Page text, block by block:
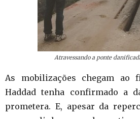
Atravessando a ponte
As mobilizações chegam ao
Haddad tenha confirmado a
prometera. E, apesar da